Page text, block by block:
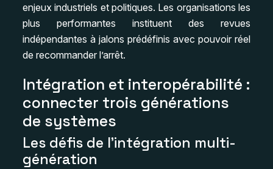
enjeux industriels et politiques. Les organisations les
plus performantes instituent des revues
indépendantes à jalons prédéfinis avec pouvoir réel
de recommander l’arrêt.
Intégration et interopérabilité :
connecter trois générations
de systèmes
Les défis de l’intégration multi-
génération